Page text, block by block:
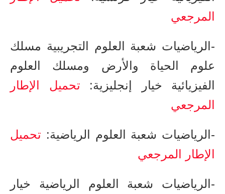
المرجعي
-الرياضيات​ شعبة العلوم التجريبية مسلك
علوم الحياة والأرض ومسلك العلوم
الفيزيائية خيار إنجليزية: تحميل الإطار
المرجعي
-الرياضيات​ شعبة العلوم الرياضية: تحميل
الإطار المرجعي
-الرياضيات​ شعبة العلوم الرياضية خيار